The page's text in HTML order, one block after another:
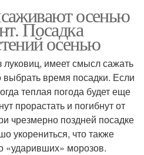
осенью
Посадка
осенью
имеет смысл сажать
время посадки. Если
теплая погода будет еще
прорастать и погибнут от
чрезмерно поздней посадке
укорениться, что также
«ударивших» морозов.